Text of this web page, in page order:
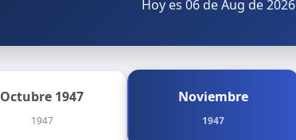
Hoy es 06 de Aug de 2026
Octubre 1947
1947
Noviembre
1947